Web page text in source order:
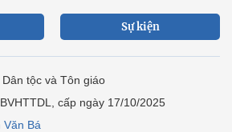
Sự kiện
tộc và Tôn giáo
cấp ngày 17/10/2025
Văn Bá